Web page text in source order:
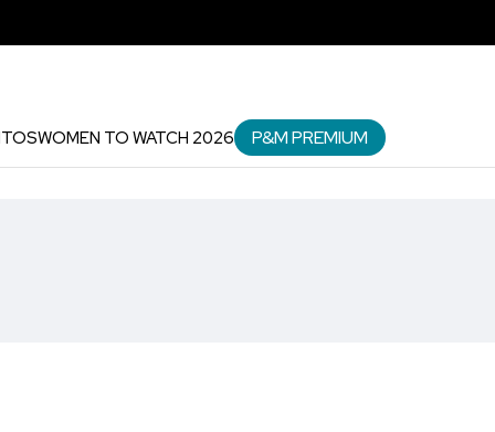
WOMEN TO WATCH 2026 P&M PREMIUM